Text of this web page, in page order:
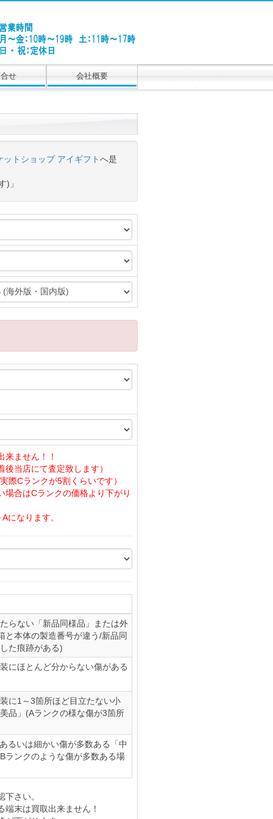
せ 会社概要
ットショップ アイギフトへ是
)」
ません！！
当店にて査定致します）
際Cランクが5割くらいです）
合はCランクの価格より下がり
になります。
らない「新品同様品」または外
と本体の製造番号が違う/新品同
た痕跡がある)
にほとんど分からない傷がある
に1～3箇所ほど目立たない小
品」(Aランクの様な傷が3箇所
るいは細かい傷が多数ある「中
ランクのような傷が多数ある場
さい。
末は買取出来ません！